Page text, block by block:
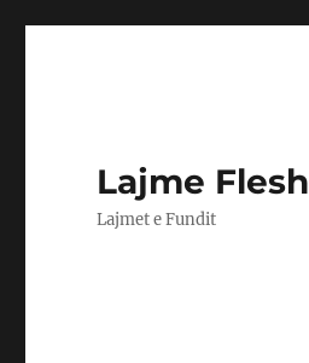
Lajme Flesh
Lajmet e Fundit